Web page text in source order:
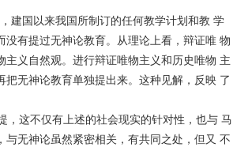
建国以来我国所制订的任何教学计划和教 学
有提过无神论教育。从理论上看，辩证唯 物
义自然观。进行辩证唯物主义和历史唯物 主
无神论教育单独提出来。这种见解，反映 了
这不仅有上述的社会现实的针对性，也与 马
无神论虽然紧密相关，有共同之处，但又 不